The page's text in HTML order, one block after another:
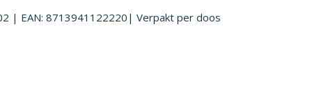
| EAN: 8713941122220 | Verpakt per doos